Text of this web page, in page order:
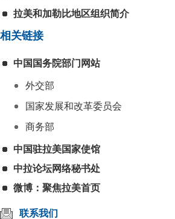
拉美和加勒比地区组织简介
相关链接
中国国务院部门网站
外交部
国家发展和改革委员会
商务部
中国驻拉美国家使馆
中拉论坛网络秘书处
微博：聚焦拉美首页
联系我们